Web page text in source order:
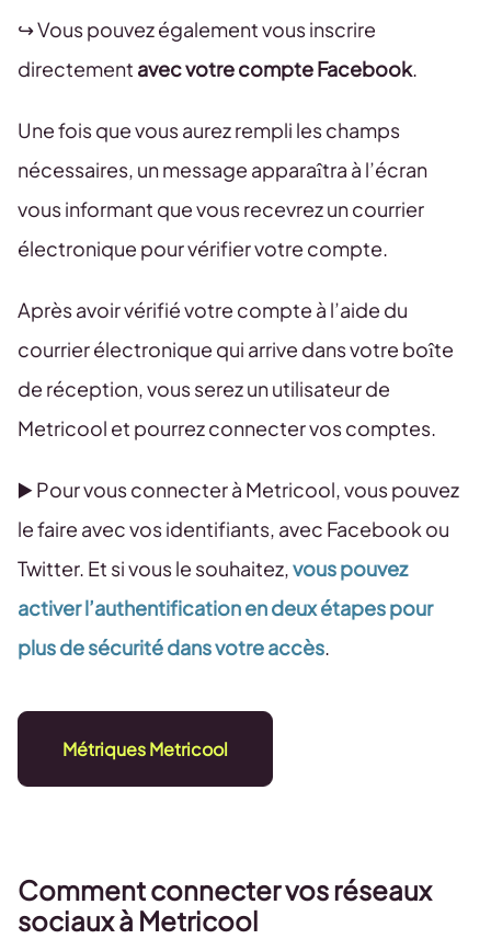
↪️ Vous pouvez également vous inscrire
directement avec votre compte Facebook.
Une fois que vous aurez rempli les champs
nécessaires, un message apparaîtra à l’écran
vous informant que vous recevrez un courrier
électronique pour vérifier votre compte.
Après avoir vérifié votre compte à l’aide du
courrier électronique qui arrive dans votre boîte
de réception, vous serez un utilisateur de
Metricool et pourrez connecter vos comptes.
▶️ Pour vous connecter à Metricool, vous pouvez
le faire avec vos identifiants, avec Facebook ou
Twitter. Et si vous le souhaitez,vous pouvez
activer l’authentification en deux étapes pour
plus de sécurité dans votre accès.
Métriques Metricool
Comment connecter vos réseaux
sociaux à Metricool